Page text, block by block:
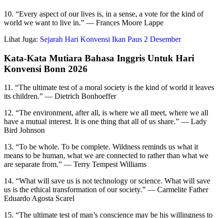
10. “Every aspect of our lives is, in a sense, a vote for the kind of
world we want to live in.” — Frances Moore Lappe
Lihat Juga: Sejarah Hari Konvensi Ikan Paus 2 Desember
Kata-Kata Mutiara Bahasa Inggris Untuk Hari
Konvensi Bonn 2026
11. “The ultimate test of a moral society is the kind of world it leaves
its children.” — Dietrich Bonhoeffer
12. “The environment, after all, is where we all meet, where we all
have a mutual interest. It is one thing that all of us share.” — Lady
Bird Johnson
13. “To be whole. To be complete. Wildness reminds us what it
means to be human, what we are connected to rather than what we
are separate from.” — Terry Tempest Williams
14. “What will save us is not technology or science. What will save
us is the ethical transformation of our society.” — Carmelite Father
Eduardo Agosta Scarel
15. “The ultimate test of man’s conscience may be his willingness to